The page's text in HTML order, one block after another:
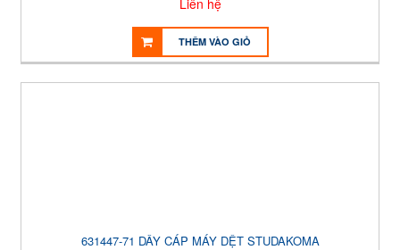
Liên hệ
THÊM VÀO GIỎ
631447-71 DÂY CÁP MÁY DỆT STUDAKOMA